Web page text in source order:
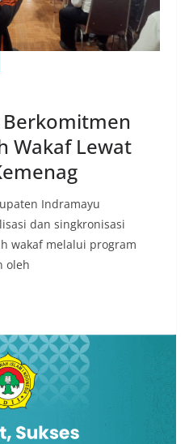
Wakaf Lewat
Indramayu
dan singkronisasi
wakaf melalui program
oleh